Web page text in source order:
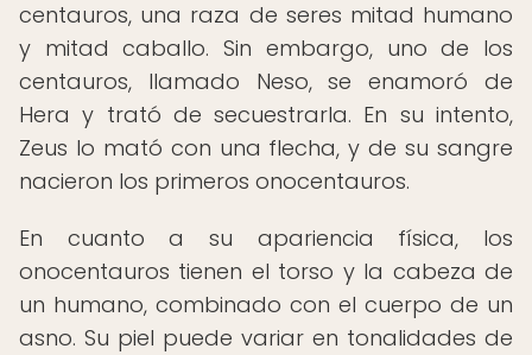
centauros, una raza de seres mitad humano
y mitad caballo. Sin embargo, uno de los
centauros, llamado Neso, se enamoró de
Hera y trató de secuestrarla. En su intento,
Zeus lo mató con una flecha, y de su sangre
nacieron los primeros onocentauros.
En cuanto a su apariencia física, los
onocentauros tienen el torso y la cabeza de
un humano, combinado con el cuerpo de un
asno. Su piel puede variar en tonalidades de